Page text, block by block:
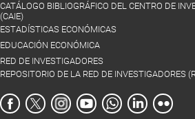
CATÁLOGO BIBLIOGRÁFICO DEL CENTRO DE
(CAIE)
ESTADÍSTICAS ECONÓMICAS
EDUCACIÓN ECONÓMICA
RED DE INVESTIGADORES
REPOSITORIO DE LA RED DE INVESTIGADORES